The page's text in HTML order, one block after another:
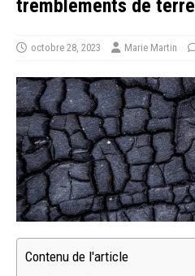
tremblements de terre
octobre 28, 2023 Marie Martin
Contenu de l'article